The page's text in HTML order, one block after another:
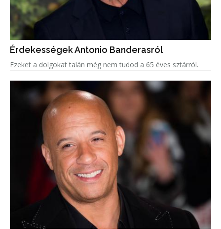
Érdekességek Antonio Banderasról
Ezeket a dolgokat talán még nem tudod a 65 éves sztárról.